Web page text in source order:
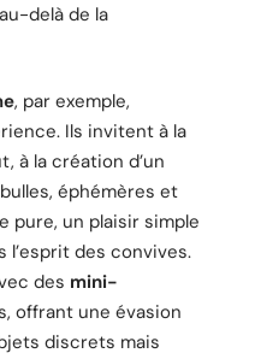
delà de la
, par exemple,
Ils invitent à la
à la création d’un
éphémères et
pure, un plaisir simple
l’esprit des convives.
des mini-
offrant une évasion
discrets mais